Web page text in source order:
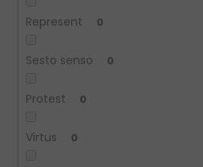
Represent 0
Sesto senso 0
Protest 0
Virtus 0